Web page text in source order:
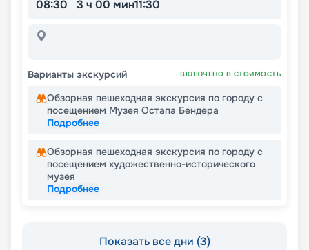
08:30 3 ч 00 мин11:30
Варианты экскурсий ВКЛЮЧЕНО В СТОИМОСТЬ
Обзорная пешеходная экскурсия по городу с
посещением Музея Остапа Бендера
Подробнее
Обзорная пешеходная экскурсия по городу с
посещением художественно-исторического
музея
Подробнее
Показать все дни (3)